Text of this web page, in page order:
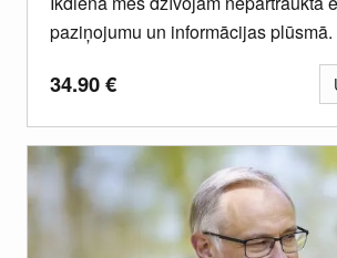
paziņojumu un informācijas
palīdzēs Tev atgūt kontroli pār savu
34.90€